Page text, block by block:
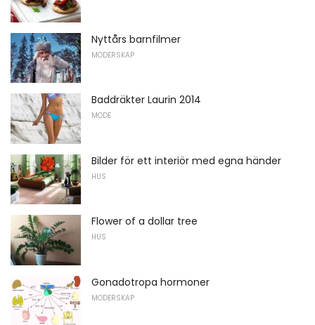
Nyttårs barnfilmer
MODERSKAP
Baddräkter Laurin 2014
MODE
Bilder för ett interiör med egna händer
HUS
Flower of a dollar tree
HUS
Gonadotropa hormoner
MODERSKAP